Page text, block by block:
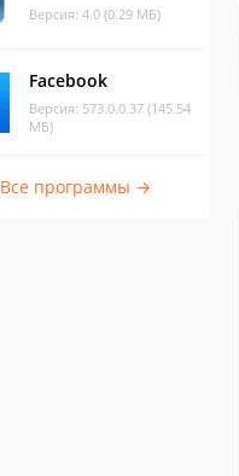
Версия: 4.0 (0.29 МБ)
Facebook
Версия: 573.0.0.37 (145.54
МБ)
Все программы →